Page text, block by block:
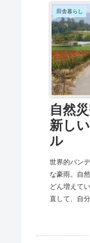
田舎暮らし
自然
新し
ル
世界的パン
な豪雨。自
どん増えて
直して、自